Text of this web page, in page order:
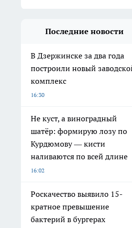
Последние новости
В Дзержинске за два года
построили новый
комплекс
16:30
Не куст, а виноградный
шатёр: формирую лозу по
Курдюмову — кисти
наливаются по всей длине
16:02
Роскачество выявило 15-
кратное превышение
бактерий в бургерах